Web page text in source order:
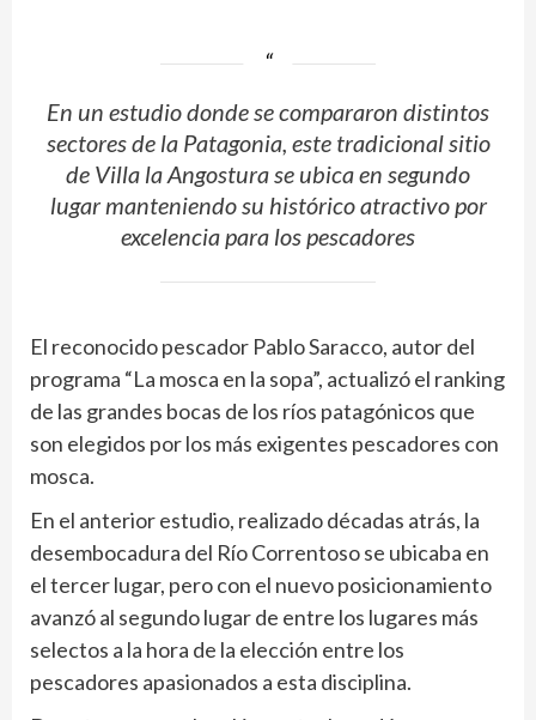
En un estudio donde se compararon distintos
sectores de la Patagonia, este tradicional sitio
de Villa la Angostura se ubica en segundo
lugar manteniendo su histórico atractivo por
excelencia para los pescadores
El reconocido pescador Pablo Saracco, autor del
programa “La mosca en la sopa”, actualizó el ranking
de las grandes bocas de los ríos patagónicos que
son elegidos por los más exigentes pescadores con
mosca.
En el anterior estudio, realizado décadas atrás, la
desembocadura del Río Correntoso se ubicaba en
el tercer lugar, pero con el nuevo posicionamiento
avanzó al segundo lugar de entre los lugares más
selectos a la hora de la elección entre los
pescadores apasionados a esta disciplina.